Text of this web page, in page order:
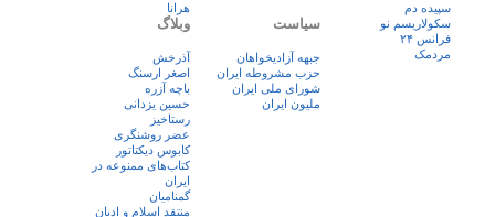
سپیده دم
سکولاریسم نو
فرانس ۲۴
مردمک
هرانا
سیاست
جبهه آزادیخواهان
حزب مشروطه ایران
شورای ملی ایران
ملیون ایران
وبلاگ
آذرخش
اصغر ارسنگ
باچه آزره
حسین یزدانی
رستاخیز
عضر روشنگری
کابوس دیکتاتور
کتاب‌های ممنوعه در
ایران
گمنامیان
منتقد اسلام و ادیان